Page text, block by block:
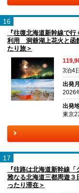
16
『往復北海道新幹線で
利用 洞爺湖上花火と函
たり旅＞
3泊4
出発月
2026
出発
東京
17
『往路は北海道新幹線
雅なる北海道三都周遊３
ったり滞在＞